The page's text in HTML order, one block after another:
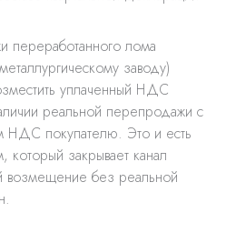
переработанного лома
заводу)
уплаченный НДС
реальной перепродажи с
НДС покупателю. Это и есть
который закрывает канал
возмещение без реальной